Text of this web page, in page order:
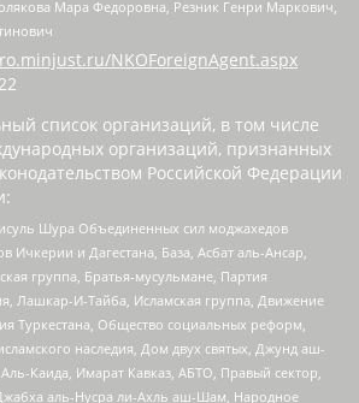
Мара Федоровна, Резник Генри Маркович,
NKOForeignAgent.aspx
список организаций, в том числе
организаций, признанных
Российской Федерации
Шура Объединенных сил моджахедов
Ичкерии и Дагестана, База, Асбат аль-Ансар,
группа, Братья-мусульмане, Партия
Лашкар-И-Тайба, Исламская группа, Движение
Туркестана, Общество социальных реформ,
наследия, Дом двух святых, Джунд аш-
Каида, Имарат Кавказ, АБТО, Правый сектор,
аль-Нусра ли-Ахль аш-Шам, Народное